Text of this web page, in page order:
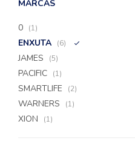
MARCAS
0 (1)
ENXUTA (6)
JAMES (5)
PACIFIC (1)
SMARTLIFE (2)
WARNERS (1)
XION (1)